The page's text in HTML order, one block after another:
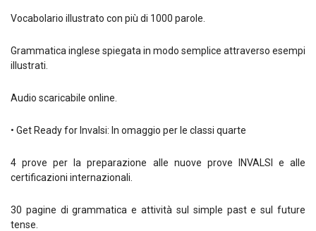
Vocabolario illustrato con più di 1000 parole.
Grammatica inglese spiegata in modo semplice attraverso esempi
illustrati.
Audio scaricabile online.
• Get Ready for Invalsi: In omaggio per le classi quarte
4 prove per la preparazione alle nuove prove INVALSI e alle
certificazioni internazionali.
30 pagine di grammatica e attività sul simple past e sul future
tense.